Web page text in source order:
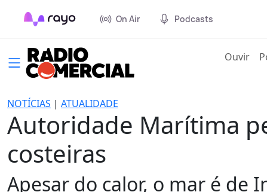
On Air Podcasts
Ouvir
NOTÍCIAS | ATUALIDADE
Autoridade Marítima
costeiras
Apesar do calor, o mar é de